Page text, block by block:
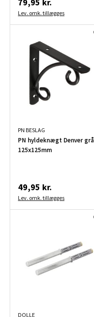
79,95 kr.
Lev. omk. tillægges
PN BESLAG
PN hyldeknægt Denver grå
125x125mm
49,95 kr.
Lev. omk. tillægges
DOLLE